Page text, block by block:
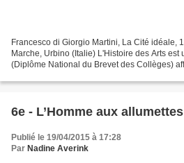
Francesco di Giorgio Martini, La Cité idéale,
Marche, Urbino (Italie) L'Histoire des Arts
(Diplôme National du Brevet des Collèges)
6e - L’Homme aux allumettes
Publié le 19/04/2015 à 17:28
Par Nadine Averink